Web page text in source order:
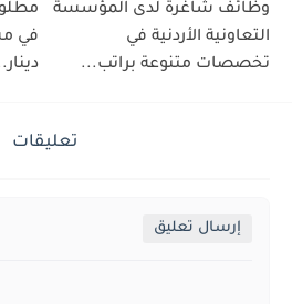
وظائف شاغرة لدى المؤسسة
التعاونية الأردنية في
تخصصات متنوعة براتب...
تعليقات
إرسال تعليق